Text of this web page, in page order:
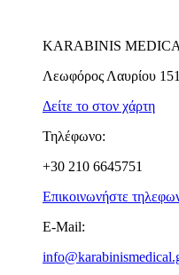
KARABINIS
Λεωφόρος Λαυρίου
Δείτε το στον χάρτη
Τηλέφωνο:
+30 210 6645751
Επικοινωνήστε
E-Mail: